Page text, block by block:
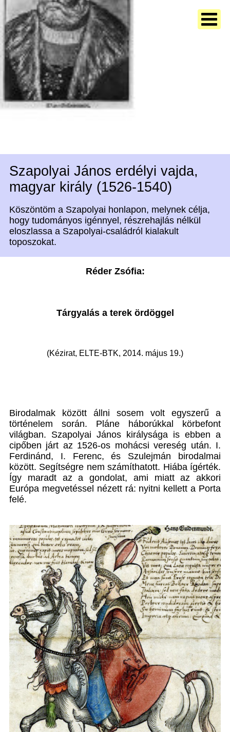
Szapolyai János erdélyi vajda,
magyar király (1526-1540)
Köszöntöm a Szapolyai honlapon, melynek célja,
hogy tudományos igénnyel, részrehajlás nélkül
eloszlassa a Szapolyai-családról kialakult
toposzokat.
Réder Zsófia:
Tárgyalás a terek ördöggel
(Kézirat, ELTE-BTK, 2014. május 19.)
Birodalmak között állni sosem volt egyszerű a
történelem során. Pláne háborúkkal körbefont
világban. Szapolyai János királysága is ebben a
cipőben járt az 1526-os mohácsi vereség után. I.
Ferdinánd, I. Ferenc, és Szulejmán birodalmai
között. Segítségre nem számíthatott. Hiába ígérték.
Így maradt az a gondolat, ami miatt az akkori
Európa megvetéssel nézett rá: nyitni kellett a Porta
felé.